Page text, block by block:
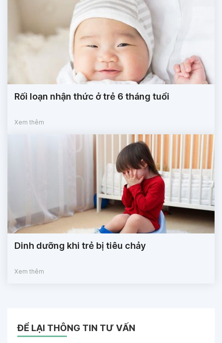
Rối loạn nhận thức ở trẻ 6 tháng tuổi
Xem thêm
Dinh dưỡng khi trẻ bị tiêu chảy
Xem thêm
ĐỂ LẠI THÔNG TIN TƯ VẤN